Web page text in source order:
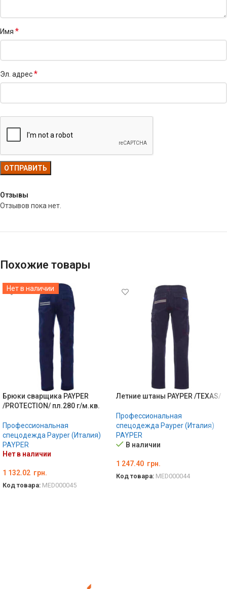
Отзывы
Отзывов пока нет.
Имя *
Эл. адрес*
Похожие товары
Нет в наличии
Брюки сварщика PAYPER
/PROTECTION/ пл.280 г/м.кв.
Профессиональная
спецодежда Payper (Италия)
PAYPER
Нет в наличии
1 132.02 грн.
Код товара: MED000045
Летние штаны PAYPER /TEXAS/
Профессиональная
спецодежда Payper (Италия)
PAYPER
В наличии
1 247.40 грн.
Код товара: MED000044